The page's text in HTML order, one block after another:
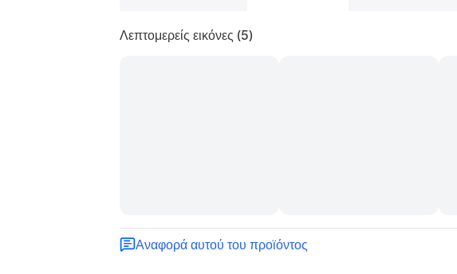
Λεπτομερείς εικόνες (5)
Αναφορά αυτού του προϊόντος